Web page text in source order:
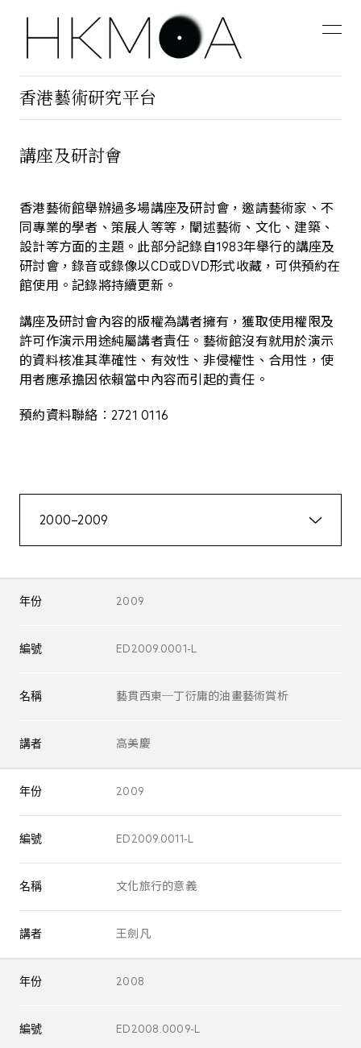
香港藝術研究平台
講座及研討會
香港藝術館舉辦過多場講座及研討會，邀請藝術家、不
同專業的學者、策展人等等，闡述藝術、文化、建築、
設計等方面的主題。此部分記錄自1983年舉行的講座及
研討會，錄音或錄像以CD或DVD形式收藏，可供預約在
館使用。記錄將持續更新。
講座及研討會內容的版權為講者擁有，獲取使用權限及
許可作演示用途純屬講者責任。藝術館沒有就用於演示
的資料核准其準確性、有效性、非侵權性、合用性，使
用者應承擔因依賴當中內容而引起的責任。
預約資料聯絡︰2721 0116
2000–2009
年份 2009
編號 ED2009.0001-L
名稱 藝貫西東─丁衍庸的油畫藝術賞析
講者 高美慶
年份 2009
編號 ED2009.0011-L
名稱 文化旅行的意義
講者 王劍凡
年份 2008
編號 ED2008.0009-L